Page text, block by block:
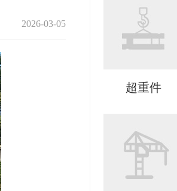
2026-03-05
超重件